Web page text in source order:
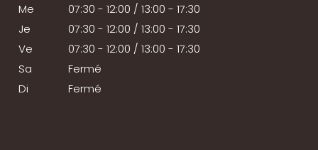
Me
07:30 - 12:00 / 13:00 - 17:30
Je
07:30 - 12:00 / 13:00 - 17:30
Ve
07:30 - 12:00 / 13:00 - 17:30
Sa
Fermé
Di
Fermé